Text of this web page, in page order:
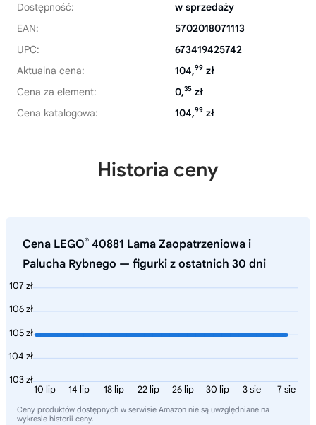
Dostępność:
w sprzedaży
EAN:
5702018071113
UPC:
673419425742
Aktualna cena:
104,99 zł
Cena za element:
0,35 zł
Cena katalogowa:
104,99 zł
Historia ceny
Cena LEGO® 40881 Lama Zaopatrzeniowa i
Palucha Rybnego — figurki z ostatnich 30 dni
107 zł
106 zł
105 zł
104 zł
103 zł
7 sie
3 sie
30 lip
26 lip
22 lip
18 lip
14 lip
10 lip
Ceny produktów dostępnych w serwisie Amazon nie są uwzględniane na
wykresie historii ceny.